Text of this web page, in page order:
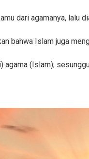
dari agamanya, lalu
bahwa Islam juga
agama (Islam);